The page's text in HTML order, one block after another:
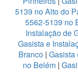
5139 no Alto do
5562-5139 no
Instalação de
Gasista e
Branco| Gasista
no Belém |